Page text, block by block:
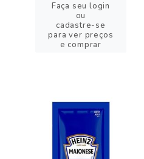
Faça seu login
ou
cadastre-se
para ver preços
e comprar